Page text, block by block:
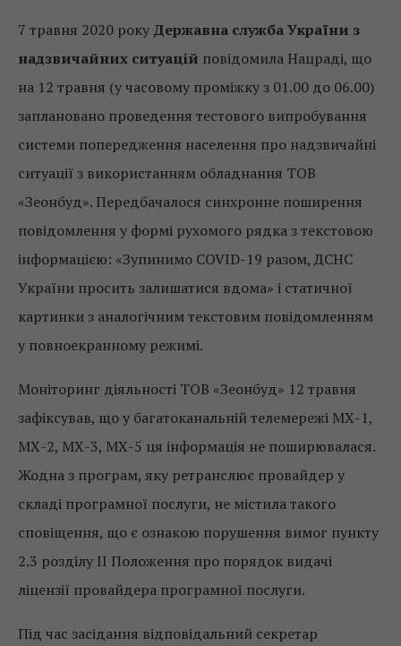
7 травня 2020 року Державна служба України з
надзвичайних ситуацій повідомила Нацраді, що
на 12 травня (у часовому проміжку з 01.00 до 06.00)
заплановано проведення тестового випробування
системи попередження населення про надзвичайні
ситуації з використанням обладнання ТОВ
«Зеонбуд». Передбачалося синхронне поширення
повідомлення у формі рухомого рядка з текстовою
інформацією: «Зупинимо COVID-19 разом, ДСНС
України просить залишатися вдома» і статичної
картинки з аналогічним текстовим повідомленням
у повноекранному режимі.
Моніторинг діяльності ТОВ «Зеонбуд» 12 травня
зафіксував, що у багатоканальній телемережі МХ-1,
МХ-2, МХ-3, МХ-5 ця інформація не поширювалася.
Жодна з програм, яку ретранслює провайдер у
складі програмної послуги, не містила такого
сповіщення, що є ознакою порушення вимог пункту
2.3 розділу II Положення про порядок видачі
ліцензії провайдера програмної послуги.
Під час засідання відповідальний секретар